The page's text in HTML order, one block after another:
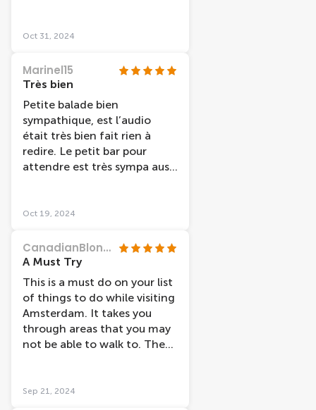
very knowledgeable.
Oct 31, 2024
Marinel15
Très bien
Petite balade bien
sympathique, est l’audio
était très bien fait rien à
redire. Le petit bar pour
attendre est très sympa aussi
Oct 19, 2024
CanadianBlondie
A Must Try
This is a must do on your list
of things to do while visiting
Amsterdam. It takes you
through areas that you may
not be able to walk to. The
behind it.
Sep 21, 2024